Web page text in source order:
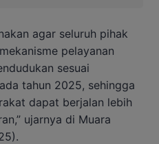
agar seluruh pihak
pelayanan
sesuai
tahun 2025, sehingga
dapat berjalan lebih
ujarnya di Muara